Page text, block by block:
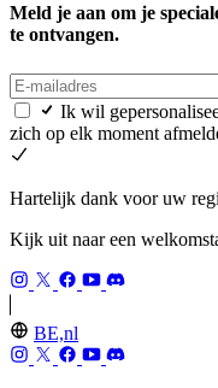
Meld je aan om je
te ontvangen.
Ik wil
zich op elk moment
Hartelijk dank voor uw
Kijk uit naar een
BE,nl